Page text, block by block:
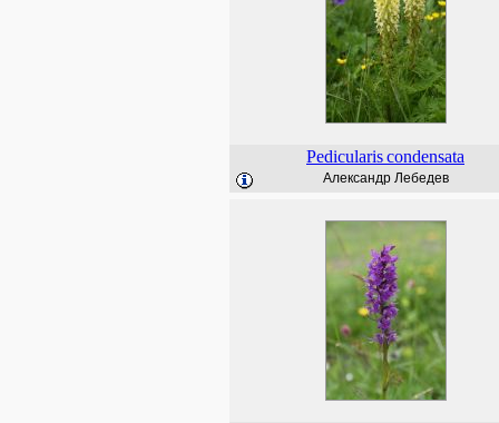
Pediculariscondensata
Александр Лебедев